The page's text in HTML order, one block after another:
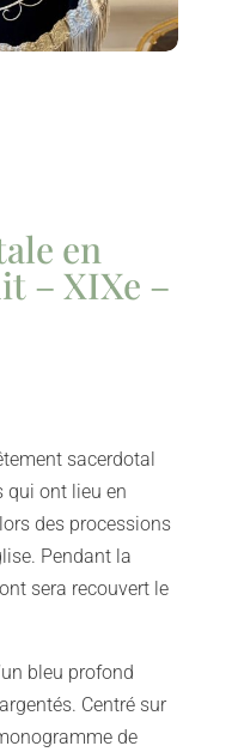
en
– XIXe –
sacerdotal
qui ont lieu en
des processions
Pendant la
sera recouvert le
bleu profond
​​​​​​​Centré sur
de